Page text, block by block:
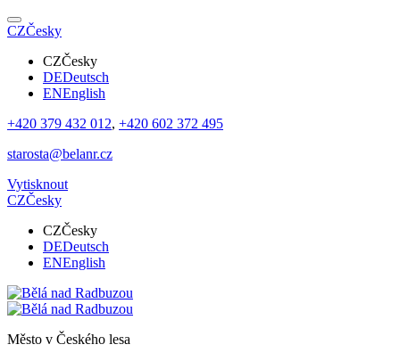
CZČesky
CZČesky
DEDeutsch
ENEnglish
+420 379 432 012, +420 602 372 495
starosta@belanr.cz
Vytisknout
CZČesky
CZČesky
DEDeutsch
ENEnglish
Město v Českého lesa